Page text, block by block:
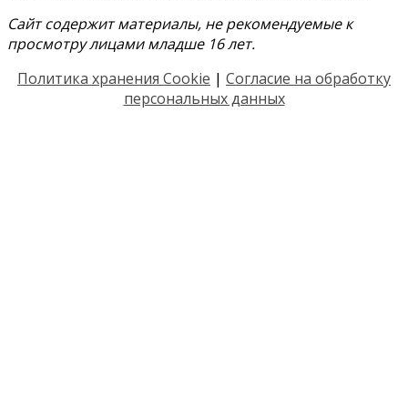
Сайт содержит материалы, не рекомендуемые к
просмотру лицами младше 16 лет.
Политика хранения Cookie | Согласие на обработку
персональных данных